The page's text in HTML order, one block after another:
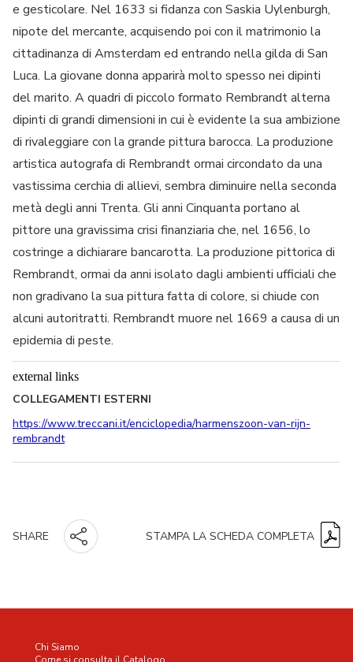
e gesticolare. Nel 1633 si fidanza con Saskia Uylenburgh,
nipote del mercante, acquisendo poi con il matrimonio la
cittadinanza di Amsterdam ed entrando nella gilda di San
Luca. La giovane donna apparirà molto spesso nei dipinti
del marito. A quadri di piccolo formato Rembrandt alterna
dipinti di grandi dimensioni in cui è evidente la sua ambizione
di rivaleggiare con la grande pittura barocca. La produzione
artistica autografa di Rembrandt ormai circondato da una
vastissima cerchia di allievi, sembra diminuire nella seconda
metà degli anni Trenta. Gli anni Cinquanta portano al
pittore una gravissima crisi finanziaria che, nel 1656, lo
costringe a dichiarare bancarotta. La produzione pittorica di
Rembrandt, ormai da anni isolato dagli ambienti ufficiali che
non gradivano la sua pittura fatta di colore, si chiude con
alcuni autoritratti. Rembrandt muore nel 1669 a causa di un
epidemia di peste.
external links
COLLEGAMENTI ESTERNI
https://www.treccani.it/enciclopedia/harmenszoon-van-rijn-
rembrandt
SHARE STAMPA LA SCHEDA COMPLETA
Chi Siamo